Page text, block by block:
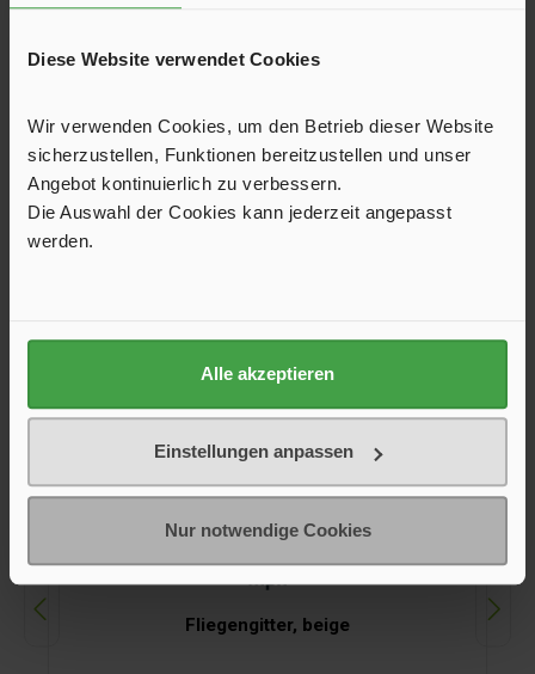
Diese Website verwendet Cookies
Wir verwenden Cookies, um den Betrieb dieser Website
sicherzustellen, Funktionen bereitzustellen und unser
Angebot kontinuierlich zu verbessern.
Die Auswahl der Cookies kann jederzeit angepasst
werden.
Alle akzeptieren
Einstellungen anpassen
Nur notwendige Cookies
Klassische Milchglashauben mit Teleskopaufstellern, ohne
Fliegengitter, 4-seitig aufstellbar, Dauerlüftung zwischen
59,95 €* 75,00 €*
In den Warenkorb
Fliegengitter, beige